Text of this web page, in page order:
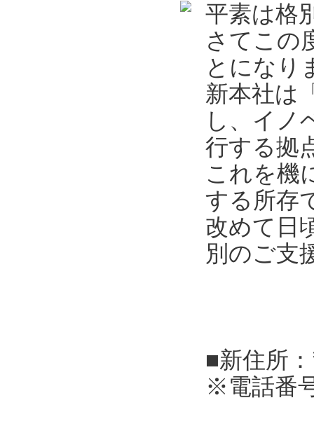
平素は格
さてこの
とになり
新本社は
し、イノ
行する拠
これを機
する所存
改めて日
別のご支
■新住所
※電話番